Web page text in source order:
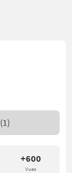
+600
Vues
(1)